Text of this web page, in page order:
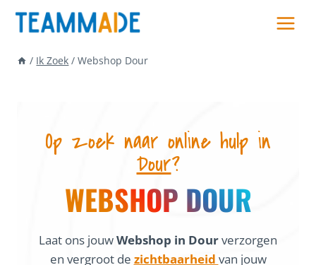
Skip
/ Ik Zoek / Webshop Dour
Op zoek naar online hulp in
Dour?
WEBSHOP DOUR
Laat ons jouwWebshop in Dourverzorgen
en vergroot de zichtbaarheid van jouw